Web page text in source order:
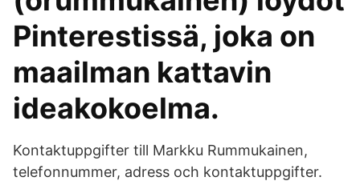
Pinterestissä, joka on
maailman kattavin
ideakokoelma.
Kontaktuppgifter till Markku Rummukainen,
telefonnummer, adress och kontaktuppgifter.